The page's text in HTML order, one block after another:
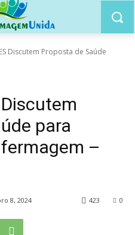
Discutem Proposta de Saúde
para
–
8, 2024 0
423